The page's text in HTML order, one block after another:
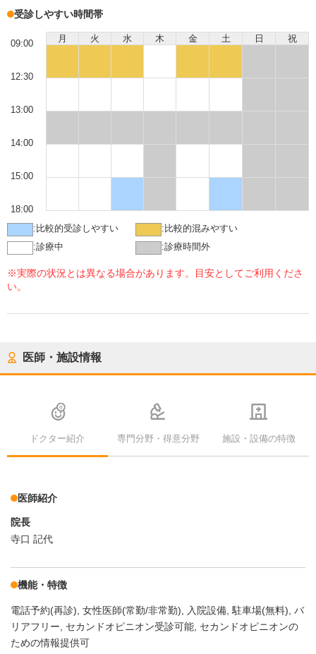
受診しやすい時間帯
月 火 水 木 金 土 日 祝
09:00
12:30
13:00
14:00
15:00
18:00
: 比較的受診しやすい : 比較的混みやすい
:診療中 :診療時間外
※実際の状況とは異なる場合があります。目安としてご利用くださ
い。
医師・施設情報
ドクター紹介 専門分野・得意分野 施設・設備の特徴
医師紹介
院長
寺口 記代
機能・特徴
電話予約(再診) 女性医師(常勤/非常勤) 入院設備 駐車場(無料) バ
リアフリー
セカンドオピニオン受診可能 セカンドオピニオンの
ための情報提供可